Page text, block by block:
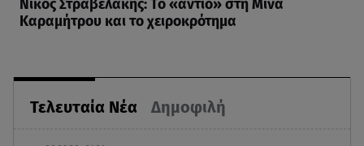
Τελευταία Νέα Δημοφιλή
Νίκος Στραβελάκης: Το «αντίο» στη Μίνα
Καραμήτρου και το χειροκρότημα